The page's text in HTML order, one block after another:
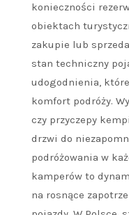
konieczności
obiektach
zakupie lub
stan techniczny
udogodnienia,
komfort podróży.
czy przyczepy
drzwi do
podróżowania w
kamperów to
na rosnące